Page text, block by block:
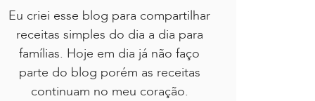
Eu criei esse blog para compartilhar
receitas simples do dia a dia para
famílias. Hoje em dia já não faço
parte do blog porém as receitas
continuam no meu coração.